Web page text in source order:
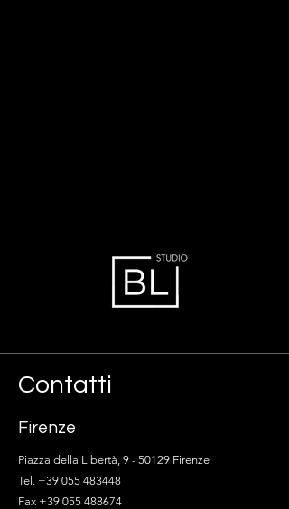
Contatti
Firenze
Piazza della Libertà, 9 - 50129 Firenze
Tel. +39 055 483448
Fax +39 055 488674